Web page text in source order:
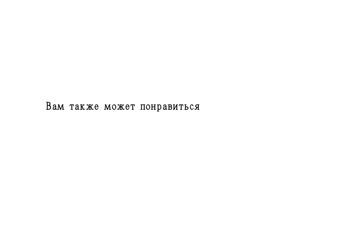
Вам также может понравиться